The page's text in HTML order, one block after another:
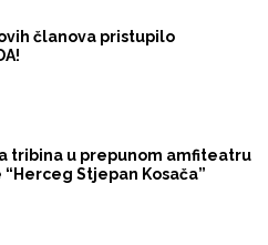
članova pristupilo
tribina u prepunom amfiteatru
Stjepan Kosača”